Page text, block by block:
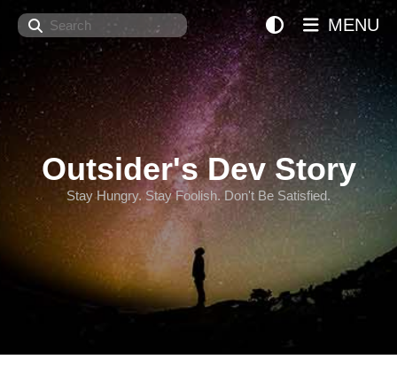
Search
Outsider's Dev Story
Stay Hungry. Stay Foolish. Don't Be Satisfied.
MENU